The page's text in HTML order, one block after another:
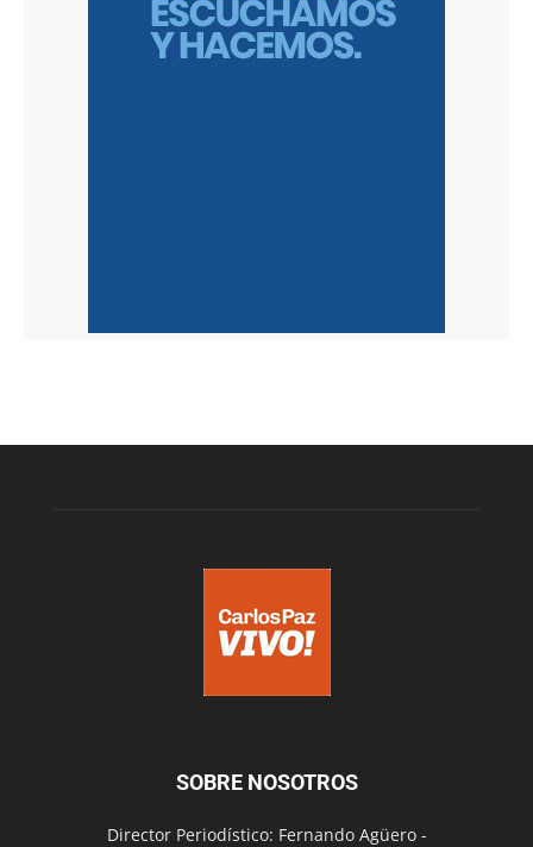
SOBRE NOSOTROS
Director Periodístico: Fernando Agüero -